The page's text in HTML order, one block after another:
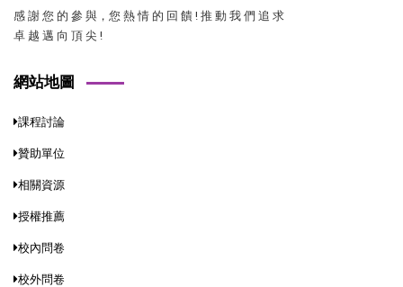
感 謝 您 的 參 與，您 熱 情 的 回 饋 ! 推 動 我 們 追 求
卓 越 邁 向 頂 尖 !
網站地圖
課程討論
贊助單位
相關資源
授權推薦
校內問卷
校外問卷